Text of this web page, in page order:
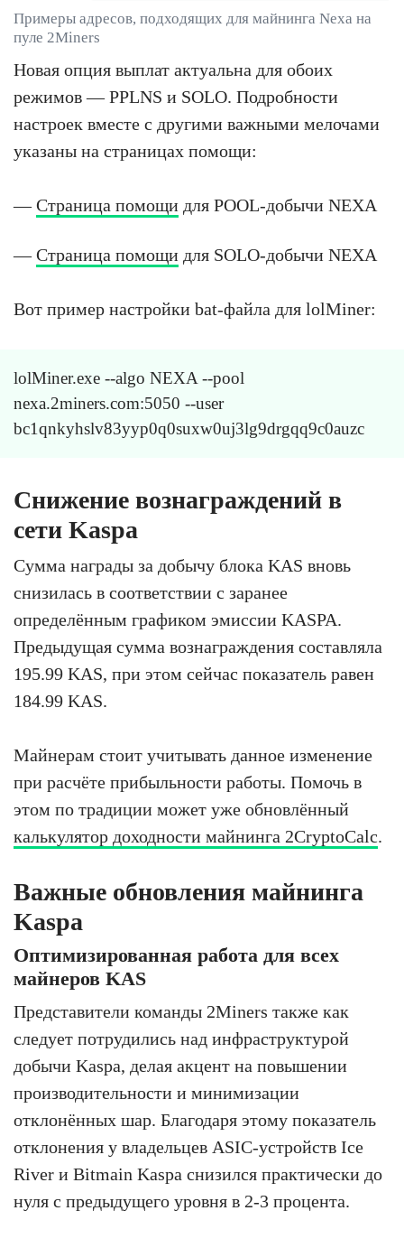
Примеры адресов, подходящих для майнинга Nexa на
пуле 2Miners
Новая опция выплат актуальна для обоих
режимов — PPLNS и SOLO. Подробности
настроек вместе с другими важными мелочами
указаны на страницах помощи:
—Страница помощи для POOL-добычи NEXA
—Страница помощи для SOLO-добычи NEXA
Вот пример настройки bat-файла для lolMiner:
lolMiner.exe --algo NEXA --pool
nexa.2miners.com:5050 --user
bc1qnkyhslv83yyp0q0suxw0uj3lg9drgqq9c0auzc
Снижение вознаграждений в
сети Kaspa
Сумма награды за добычу блока KAS вновь
снизилась в соответствии с заранее
определённым графиком эмиссии KASPA.
Предыдущая сумма вознаграждения составляла
195.99 KAS, при этом сейчас показатель равен
184.99 KAS.
Майнерам стоит учитывать данное изменение
при расчёте прибыльности работы. Помочь в
этом по традиции может уже обновлённый
калькулятор доходности майнинга 2CryptoCalc.
Важные обновления майнинга
Kaspa
Оптимизированная работа для всех
майнеров KAS
Представители команды 2Miners также как
следует потрудились над инфраструктурой
добычи Kaspa, делая акцент на повышении
производительности и минимизации
отклонённых шар. Благодаря этому показатель
отклонения у владельцев ASIC-устройств Ice
River и Bitmain Kaspa снизился практически до
нуля с предыдущего уровня в 2-3 процента.